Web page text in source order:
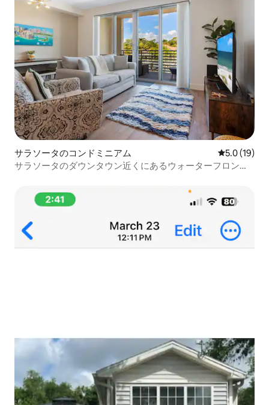
サラソータのコンドミニアム レビュー19
5.0 (19)
サラソータのダウンタウン近くにあるウォーターフロント